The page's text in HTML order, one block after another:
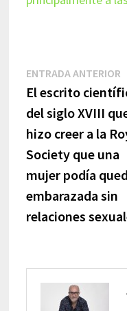
Navegación
de
entradas
ENTRADA ANTERIOR
El escrito
del siglo XVIII
hizo creer a la
Society que una
mujer podía
embarazada sin
relaciones